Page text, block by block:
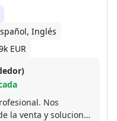
Inglés
EUR
Nos
la venta y solucionó